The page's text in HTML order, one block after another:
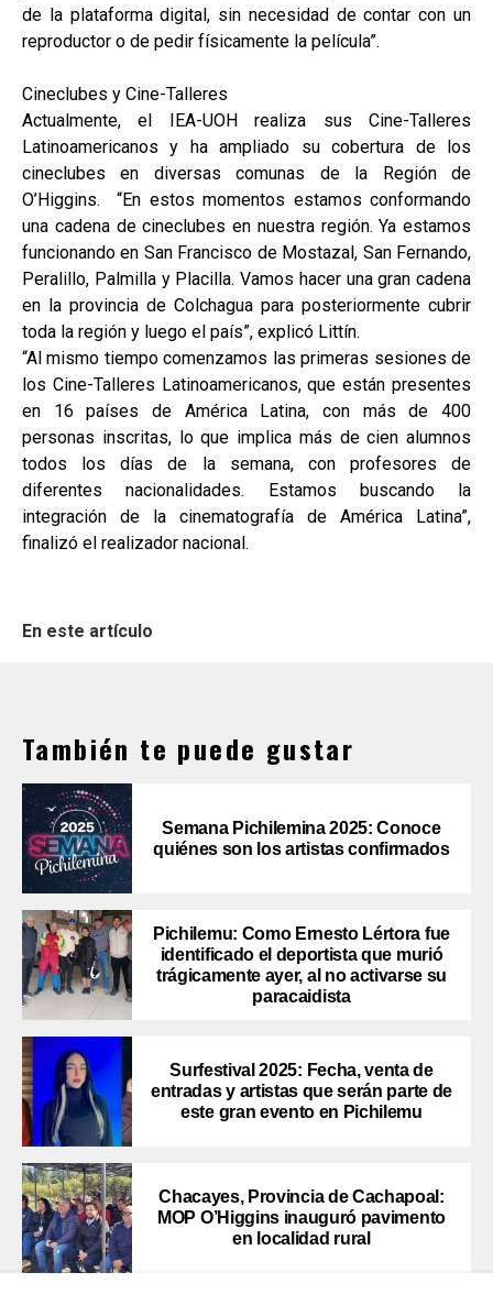
de la plataforma digital, sin necesidad de contar con un
reproductor o de pedir físicamente la película”.
Cineclubes y Cine-Talleres
Actualmente, el IEA-UOH realiza sus Cine-Talleres
Latinoamericanos y ha ampliado su cobertura de los
cineclubes en diversas comunas de la Región de
O’Higgins. “En estos momentos estamos conformando
una cadena de cineclubes en nuestra región. Ya estamos
funcionando en San Francisco de Mostazal, San Fernando,
Peralillo, Palmilla y Placilla. Vamos hacer una gran cadena
en la provincia de Colchagua para posteriormente cubrir
toda la región y luego el país”, explicó Littín.
“Al mismo tiempo comenzamos las primeras sesiones de
los Cine-Talleres Latinoamericanos, que están presentes
en 16 países de América Latina, con más de 400
personas inscritas, lo que implica más de cien alumnos
todos los días de la semana, con profesores de
diferentes nacionalidades. Estamos buscando la
integración de la cinematografía de América Latina”,
finalizó el realizador nacional.
En este artículo
También te puede gustar
Semana Pichilemina 2025: Conoce
quiénes son los artistas confirmados
Pichilemu: Como Ernesto Lértora fue
identificado el deportista que murió
trágicamente ayer, al no activarse su
paracaidista
Surfestival 2025: Fecha, venta de
entradas y artistas que serán parte de
este gran evento en Pichilemu
Chacayes, Provincia de Cachapoal:
MOP O’Higgins inauguró pavimento
en localidad rural